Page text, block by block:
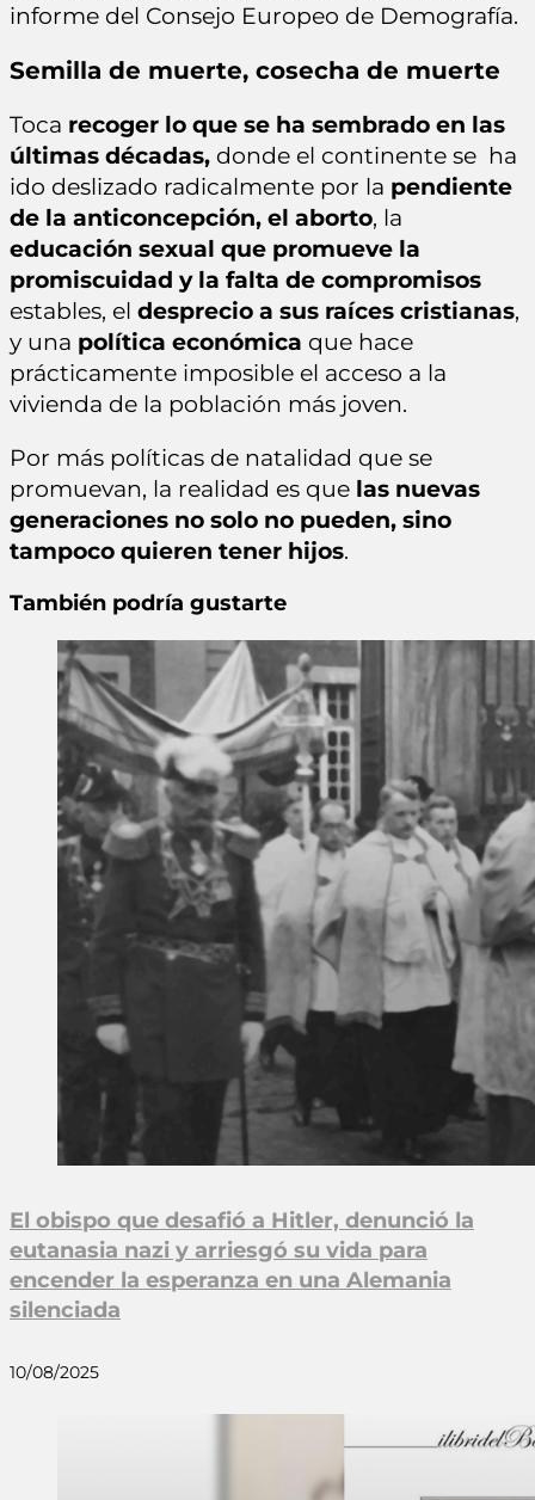
informe del Consejo Europeo de Demografía.
Semilla de muerte, cosecha de muerte
Toca recoger lo que se ha sembrado en las
últimas décadas, donde el continente se ha
ido deslizado radicalmente por la pendiente
de la anticoncepción, el aborto, la
educación sexual que promueve la
promiscuidad y la falta de compromisos
estables, el desprecio a sus raíces cristianas,
y una política económica que hace
prácticamente imposible el acceso a la
vivienda de la población más joven.
Por más políticas de natalidad que se
promuevan, la realidad es que las nuevas
generaciones no solo no pueden, sino
tampoco quieren tener hijos.
También podría gustarte
El obispo que desafió a Hitler, denunció la
eutanasia nazi y arriesgó su vida para
encender la esperanza en una Alemania
silenciada
10/08/2025